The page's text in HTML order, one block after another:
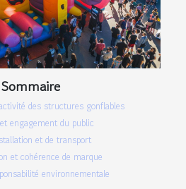
Sommaire
des structures gonflables
engagement du public
et de transport
et cohérence de marque
environnementale